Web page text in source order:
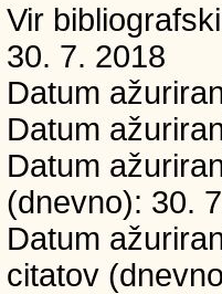
Vir
30. 7. 2018
Datum
Datum
Datum
(dnevno): 30.
Datum
citatov